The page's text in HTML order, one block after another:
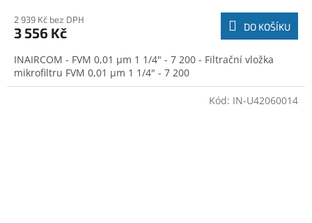
2 939 Kč bez DPH
3 556 Kč DO KOŠÍKU
INAIRCOM - FVM 0,01 µm 1 1/4" - 7 200 - Filtrační vložka
mikrofiltru FVM 0,01 µm 1 1/4" - 7 200
Kód: IN-U42060014